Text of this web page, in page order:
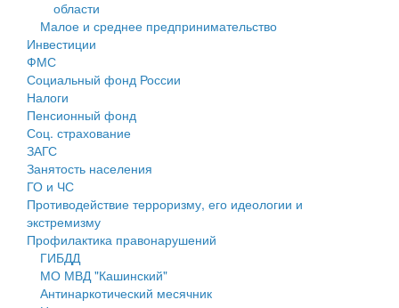
Фотоальбом
Проекты административных регламентов
Антимонопольный комплаенс
Противодействие коррупции
среднего предпринимательства
Муниципальные программы
Контрольно-счетная палата
Персональные данные
Оценка регулирующего воздействия
Деятельность МУ
Нормативы градостроительного проектирования
Правила землепользования и застройки
области
Малое и среднее предпринимательство
Инвестиции
ФМС
Социальный фонд России
Налоги
Пенсионный фонд
Соц. страхование
ЗАГС
Занятость населения
ГО и ЧС
Противодействие терроризму, его идеологии и
экстремизму
Профилактика правонарушений
ГИБДД
МО МВД "Кашинский"
Антинаркотический месячник